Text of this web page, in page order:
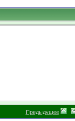
Предыдущее